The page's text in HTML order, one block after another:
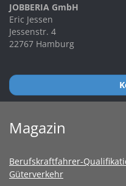
JOBBERIA GmbH
Eric Jessen
Jessenstr. 4
22767 Hamburg
Magazin
Berufskraftfahrer-
Güterverkehr